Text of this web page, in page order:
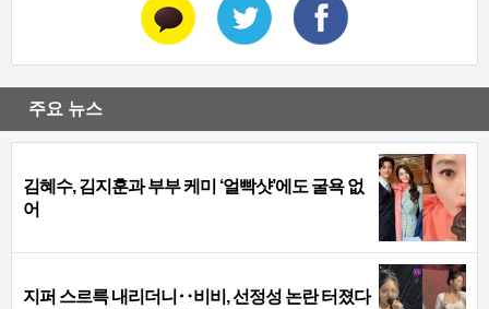
주요 뉴스
김혜수, 김지훈과 부부 케미 ‘얼빡샷’에도 굴욕 없
어
지퍼 스르륵 내리더니‥비비, 선정성 논란 터졌다